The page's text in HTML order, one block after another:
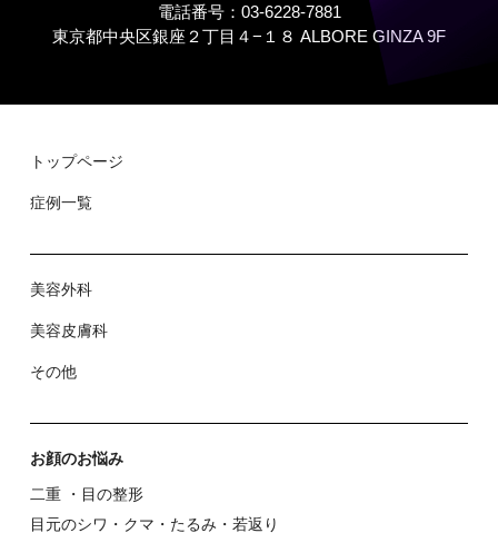
電話番号：03-6228-7881
東京都中央区銀座２丁⽬４−１８ ALBORE GINZA 9F
トップページ
症例⼀覧
美容外科
美容⽪膚科
その他
お顔のお悩み
⼆重 ・⽬の整形
⽬元のシワ・クマ・たるみ・若返り